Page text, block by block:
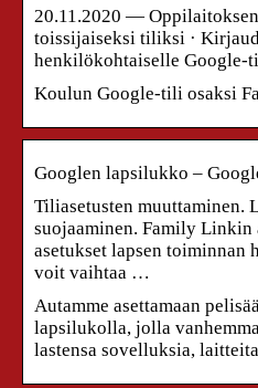
20.11.2020 —
toissijaiseksi tiliksi ·
henkilökohtaiselle
Koulun Google-tili osaksi
Googlen lapsilukko –
Tiliasetusten muuttaminen.
suojaaminen. Family Linkin
asetukset lapsen toiminnan
voit vaihtaa …
Autamme asettamaan
lapsilukolla, jolla
lastensa sovelluksia,